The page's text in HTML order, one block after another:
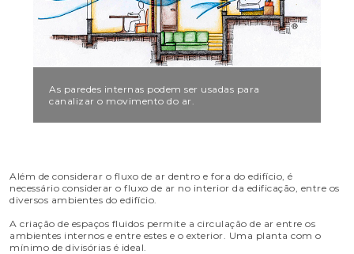
As paredes internas podem ser usadas para
canalizar o movimento do ar.
Além de considerar o fluxo de ar dentro e fora do edifício, é
necessário considerar o fluxo de ar no interior da edificação, entre os
diversos ambientes do edifício.
A criação de espaços fluidos permite a circulação de ar entre os
ambientes internos e entre estes e o exterior. Uma planta com o
mínimo de divisórias é ideal.